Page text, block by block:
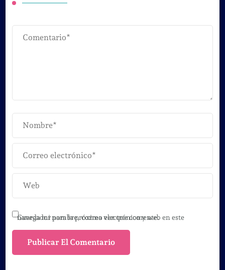
Guarda mi nombre, correo electrónico y web en este navegador para la próxima vez que comente.